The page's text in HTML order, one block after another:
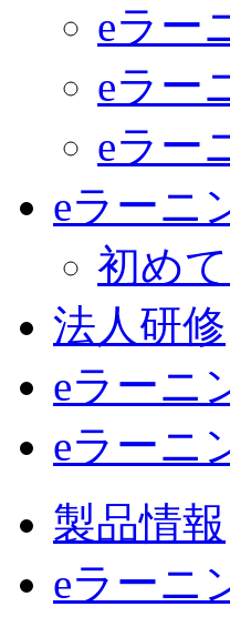
eラー
eラー
eラー
eラーニ
初め
法人研修
eラーニ
eラーニ
製品情報
eラーニ